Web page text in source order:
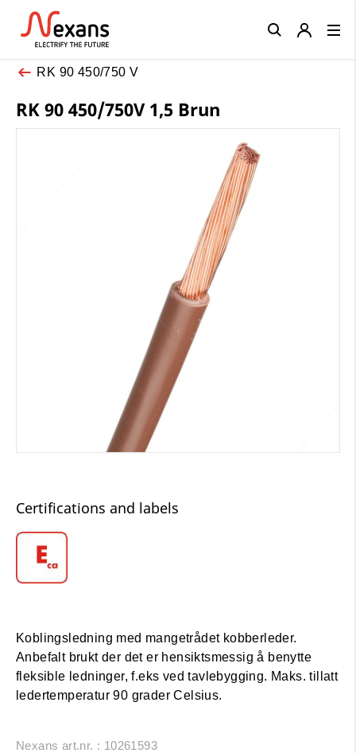
RK 90 450/750 V
RK 90 450/750V 1,5 Brun
Certifications and labels
Koblingsledning med mangetrådet kobberleder.
Anbefalt brukt der det er hensiktsmessig å benytte
fleksible ledninger, f.eks ved tavlebygging. Maks. tillatt
ledertemperatur 90 grader Celsius.
Nexans art.nr. : 10261593
Close